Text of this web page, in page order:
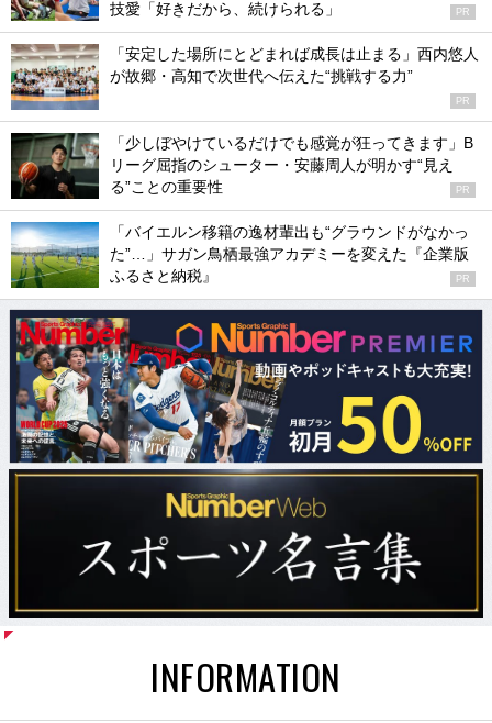
技愛「好きだから、続けられる」
PR
「安定した場所にとどまれば成長は止まる」西内悠人
が故郷・高知で次世代へ伝えた“挑戦する力”
PR
「少しぼやけているだけでも感覚が狂ってきます」B
リーグ屈指のシューター・安藤周人が明かす“見え
る”ことの重要性
PR
「バイエルン移籍の逸材輩出も“グラウンドがなかっ
た”…」サガン鳥栖最強アカデミーを変えた『企業版
ふるさと納税』
PR
INFORMATION